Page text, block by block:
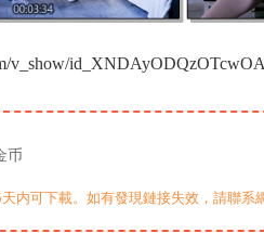
v_show/
币
内可下載。如有發現鏈接失效，請聯系